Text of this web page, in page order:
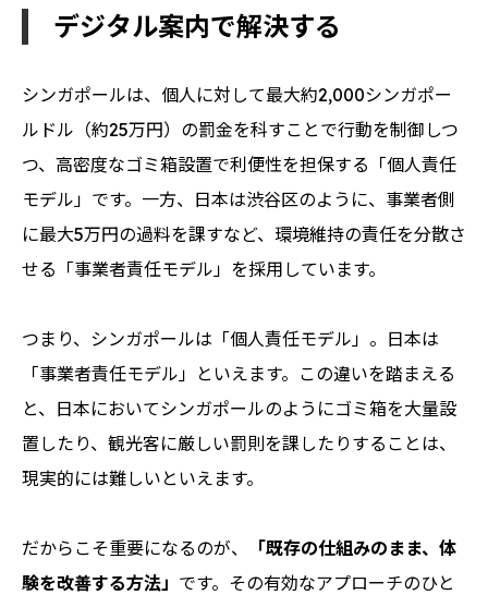
デジタル案内で解決する
シンガポールは、個人に対して最大約2,000シンガポー
ルドル（約25万円）の罰金を科すことで行動を制御しつ
つ、高密度なゴミ箱設置で利便性を担保する「個人責任
モデル」です。一方、日本は渋谷区のように、事業者側
に最大5万円の過料を課すなど、環境維持の責任を分散さ
せる「事業者責任モデル」を採用しています。
つまり、シンガポールは「個人責任モデル」。日本は
「事業者責任モデル」といえます。この違いを踏まえる
と、日本においてシンガポールのようにゴミ箱を大量設
置したり、観光客に厳しい罰則を課したりすることは、
現実的には難しいといえます。
だからこそ重要になるのが、
「既存の仕組みのまま、体
験を改善する方法」 です。その有効なアプローチのひと